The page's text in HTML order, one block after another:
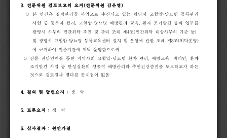
3. 전문위원 검토보고의 요지(전문위원 김은영)
○
본 안건은 질병관리청 사업으로 추진되고 있는 광명시 고혈압· 당뇨병
등록관리
사업 중 등록자 관리 고혈압· 당뇨병 예방관리 교육, 환자 조기발견 등의
업무를
광명시 사무의 민간위탁 촉진 및 관리 조례 제4조(민간위탁 대상사무의 기 준 등)
및 광명시 고혈압· 당뇨병 등록교육센터 설치 및 운영에 관한 조례 제8 조(위탁운영 )
에 근거하여 전문기관에 위탁 운영함으로 써
○
전문 전담인 력 을 통한 지역사회 고혈압· 당뇨병 환자 관리 예방교육 캠페 인
환자
조기발견 사업 등 만성질환의 성공적 예방관리와 주민건강증진을 도모하고자 하는
것으로
검토결과 별 다른 문제점이 없음
4. 질의 및 답변요지 : 생 략
5. 토론요지 : 생 략
6. 심사결과 : 원안가결